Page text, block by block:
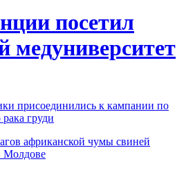
посетил
медуниверситет
присоединились к кампании по
груди
африканской чумы свиней
Молдове